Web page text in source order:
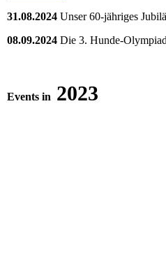
31.08.2024 Unser 60-jähriges
08.09.2024 Die 3. Hunde-
Events in 2023